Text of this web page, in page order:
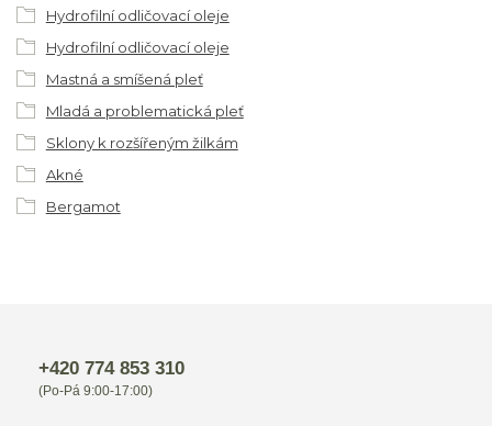
Hydrofilní odličovací oleje
Hydrofilní odličovací oleje
Mastná a smíšená pleť
Mladá a problematická pleť
Sklony k rozšířeným žilkám
Akné
Bergamot
+420 774 853 310
(Po-Pá 9:00-17:00)